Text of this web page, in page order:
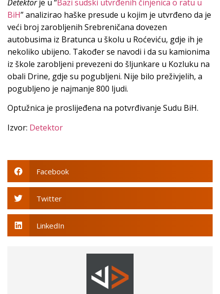
Detektorje u “Bazi sudski utvrđenih činjenica o ratu u
BiH” analizirao haške presude u kojim je utvrđeno da je
veći broj zarobljenih Srebreničana dovezen
autobusima iz Bratunca u školu u Roćeviću, gdje ih je
nekoliko ubijeno. Također se navodi i da su kamionima
iz škole zarobljeni prevezeni do šljunkare u Kozluku na
obali Drine, gdje su pogubljeni. Nije bilo preživjelih, a
pogubljeno je najmanje 800 ljudi.
Optužnica je proslijeđena na potvrđivanje Sudu BiH.
Izvor: Detektor
Facebook
Twitter
LinkedIn